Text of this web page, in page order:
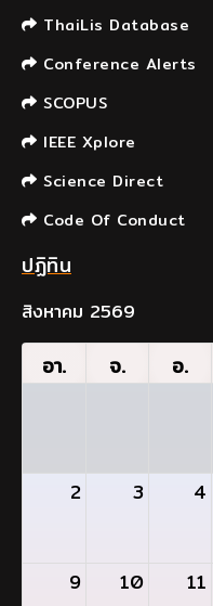
ThaiLis Database
Conference Alerts
SCOPUS
IEEE Xplore
Science Direct
Code Of Conduct
ปฏิทิน
สิงหาคม 2569
อา. จ. อ.
2 3 4
9 10 11